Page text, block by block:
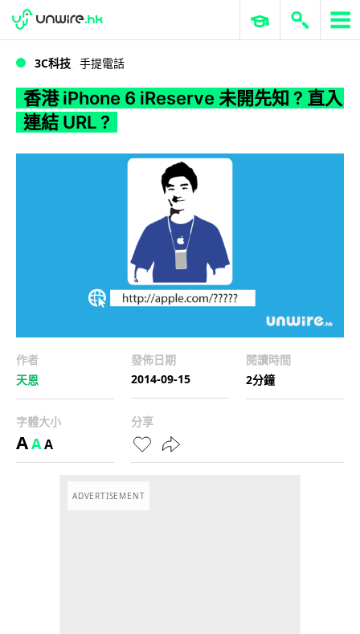
WWDC 2026 ERP 與商業 AI
3C科技 手提電話
香港 iPhone 6 iReserve 未開先知 ? 直入
連結 URL ?
作者
天恩
發佈日期
2014-09-15
閱讀時間
2分鐘
字體大小
AAA
分享
ADVERTISEMENT